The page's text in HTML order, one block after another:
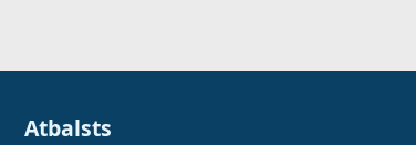
Atbalsts